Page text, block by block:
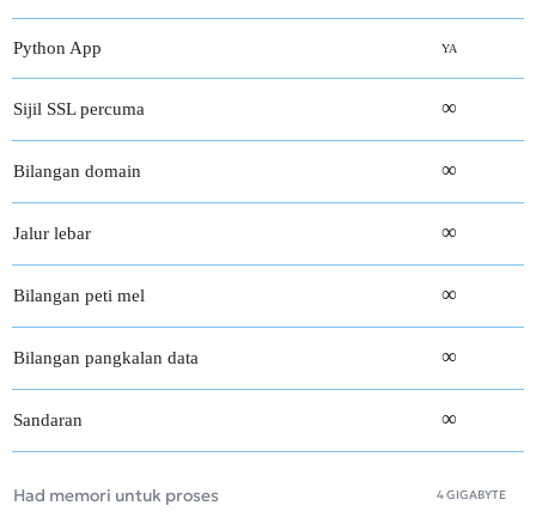
Python App YA
Sijil SSL percuma ∞
Bilangan domain ∞
Jalur lebar ∞
Bilangan peti mel ∞
Bilangan pangkalan data ∞
Sandaran ∞
Had memori untuk proses 4 GIGABYTE